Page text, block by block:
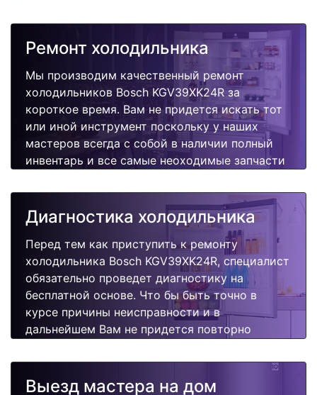
Ремонт холодильника
Мы производим качественный ремонт
холодильников Bosch KGV39XK24R за
короткое время. Вам не придется искать тот
или иной инструмент поскольку у наших
мастеров всегда с собой в наличии полный
инвентарь и все самые неоходимые запчасти
быстро, качественно и недорого.
Диагностика холодильника
Перед тем как приступить к ремонту
холодильника Bosch KGV39XK24R, специалист
обязательно проведет диагностику на
бесплатной основе. Что бы быть точно в
курсе причины неисправности и в
дальнейшем Вам не придется повторно
поломок.
Выезд мастера на дом